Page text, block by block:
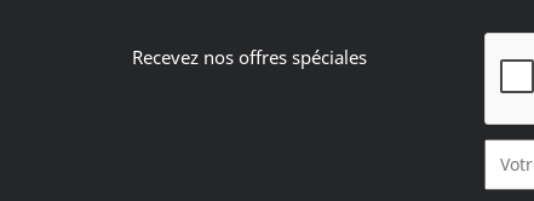
Recevez nos offres spéciales